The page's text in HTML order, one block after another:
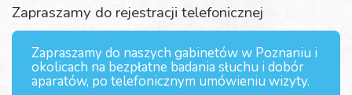
Zapraszamy do rejestracji telefonicznej
Zapraszamy do naszych gabinetów w Poznaniu i
okolicach na bezpłatne badania słuchu i dobór
aparatów, po telefonicznym umówieniu wizyty.